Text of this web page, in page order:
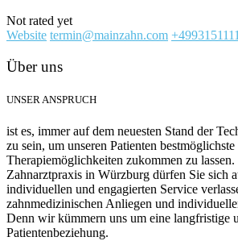
Not rated yet
Website termin@mainzahn.com +4993151111
Über uns
UNSER ANSPRUCH
ist es, immer auf dem neuesten Stand der
zu sein, um unseren Patienten
Therapiemöglichkeiten zukommen zu lassen.
Zahnarztpraxis in Würzburg dürfen Sie sich
individuellen und engagierten Service
zahnmedizinischen Anliegen und
Denn wir kümmern uns um eine langfristige
Patientenbeziehung.